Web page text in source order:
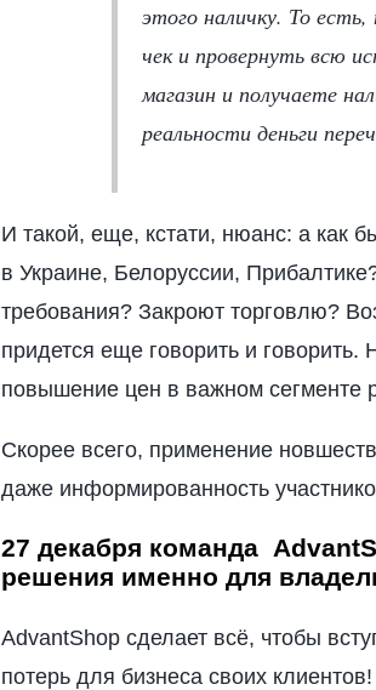
этого наличку. То
чек и провернуть всю
магазин и получаете
реальности деньги
И такой, еще, кстати, нюанс: а как
в Украине, Белоруссии,
требования? Закроют торговлю?
придется еще говорить и
повышение цен в важном сегменте
Скорее всего, применение
даже информированность
27 декабря команда
решения именно для
AdvantShop сделает всё, чтобы
потерь для бизнеса своих клиентов!